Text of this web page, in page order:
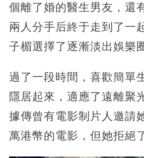
個離了婚的醫生男友，還
兩人分手后終于走到了一
子楣選擇了逐漸淡出娛樂
過了一段時間，喜歡簡單
隱居起來，適應了遠離聚
據傳曾有電影制片人邀請
萬港幣的電影，但她拒絕